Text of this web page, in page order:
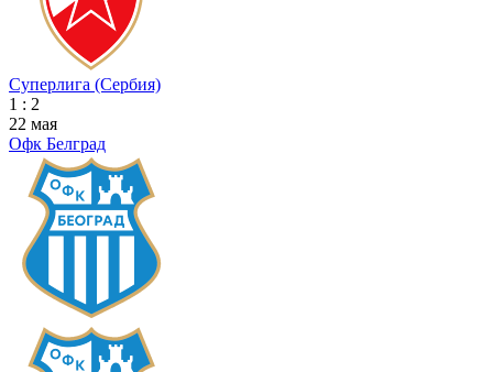
Суперлига (Сербия)
1 : 2
22 мая
Офк Белград